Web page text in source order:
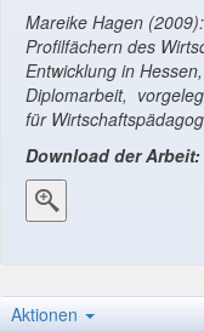
Mareike Hagen
Profilfächern des
Entwicklung in
Diplomarbeit,
für
Download der
Aktionen